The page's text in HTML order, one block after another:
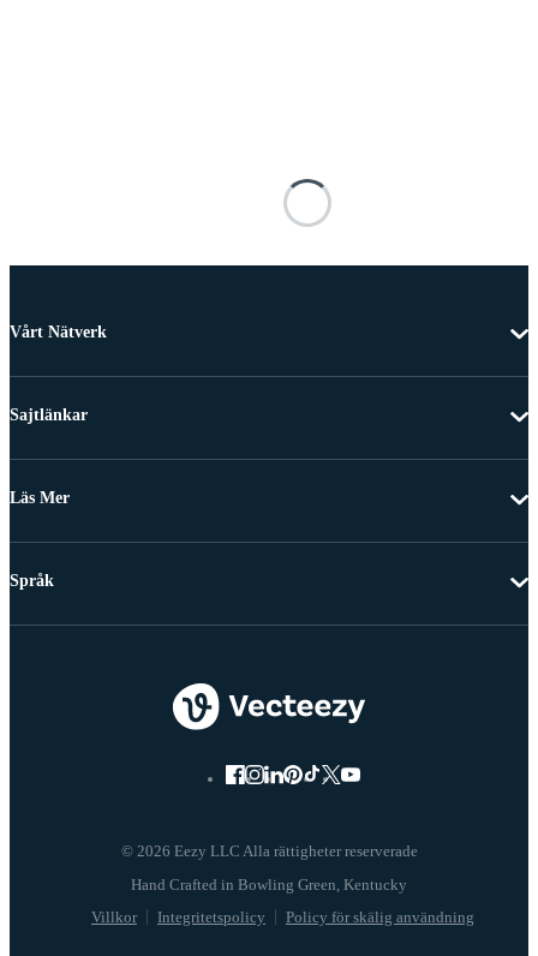
Vårt Nätverk
Sajtlänkar
Läs Mer
© 2026 Eezy LLC Alla rättigheter reserverade
Villkor Integritetspolicy Policy för skälig användning
Språk